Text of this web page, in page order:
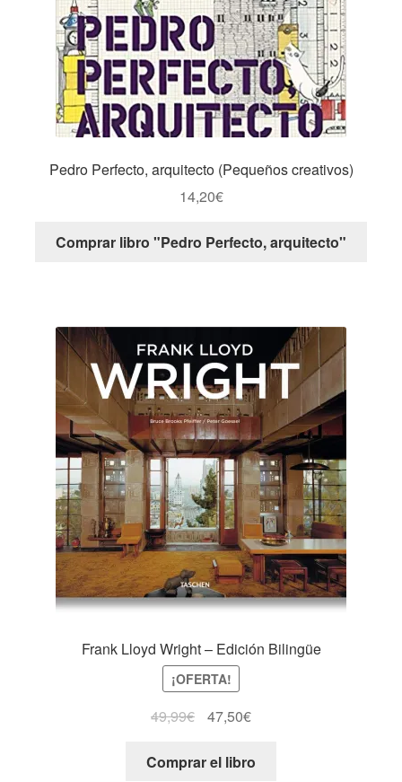
Pedro Perfecto, arquitecto (Pequeños creativos)
14,20€
Comprar libro "Pedro Perfecto, arquitecto"
Frank Lloyd Wright – Edición Bilingüe
¡OFERTA!
49,99€ 47,50€
Comprar el libro